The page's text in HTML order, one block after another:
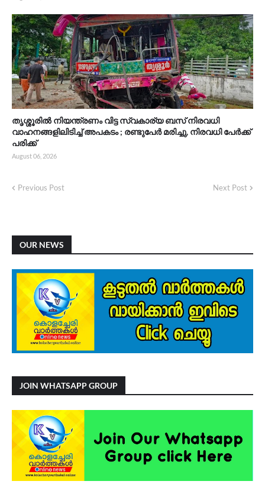
തൃശ്ശൂരിൽ നിയന്ത്രണം വിട്ട സ്വകാര്യ ബസ് നിരവധി
വാഹനങ്ങളിലിടിച്ച് അപകടം ; രണ്ടുപേർ മരിച്ചു, നിരവധി പേർക്ക്
പരിക്ക്
August 06, 2026
Previous Post Next Post
OUR NEWS
JOIN WHATSAPP GROUP